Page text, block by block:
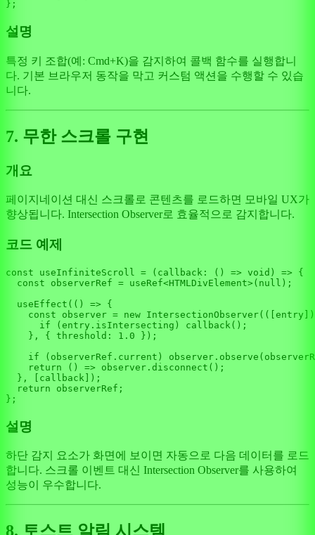
설명
특정 키 조합(예: Cmd+K)을 감지하여 콜백 함수를 실행합니
다. 기본 브라우저 동작을 막고 커스텀 액션을 수행할 수 있습
니다.
7. 무한 스크롤 구현
개요
페이지네이션 대신 스크롤로 콘텐츠를 로드하면 모바일 UX가
향상됩니다. Intersection Observer로 효율적으로 감지합니다.
코드 예제
const useInfiniteScroll = ( callback : () => void ) => {
const observerRef = useRef<HTMLDivElement>( null );
useEffect ( () => {
const observer = new IntersectionObserver( ( [entry]
if (entry. isIntersecting ) callback ();
    }, {
threshold : 1.0 });
if (observerRef. current ) observer. observe
return
() => observer. disconnect ();
  }, [callback]);
return observerRef;
설명
하단 감지 요소가 화면에 보이면 자동으로 다음 데이터를 로드
합니다. 스크롤 이벤트 대신 Intersection Observer를 사용하여
성능이 우수합니다.
8. 토스트 알림 시스템